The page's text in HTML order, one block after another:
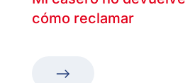
cómo reclamar